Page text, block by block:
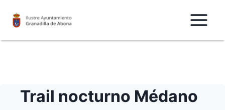
Trail nocturno Médano